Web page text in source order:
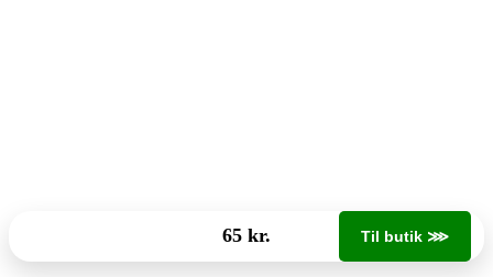
65 kr. Til butik ⋙